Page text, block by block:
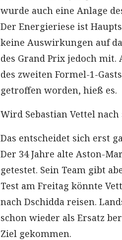
wurde auch eine Anlage
Der Energieriese ist
keine Auswirkungen auf
des Grand Prix jedoch
des zweiten Formel-1-
getroffen worden, hieß es.
Wird Sebastian Vettel
Das entscheidet sich erst
Der 34 Jahre alte Aston-
getestet. Sein Team gibt
Test am Freitag könnte
nach Dschidda reisen.
schon wieder als Ersatz
Ziel gekommen.